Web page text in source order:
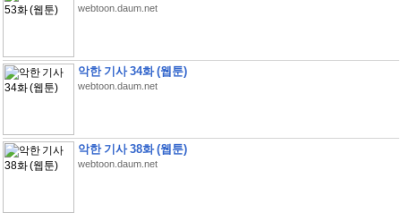
webtoon.daum.net
악한 기사 34화 (웹툰)
webtoon.daum.net
악한 기사 38화 (웹툰)
webtoon.daum.net